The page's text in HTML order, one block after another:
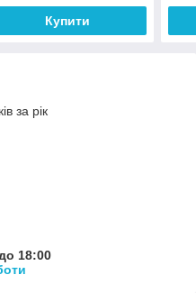
Купити
за рік
18:00